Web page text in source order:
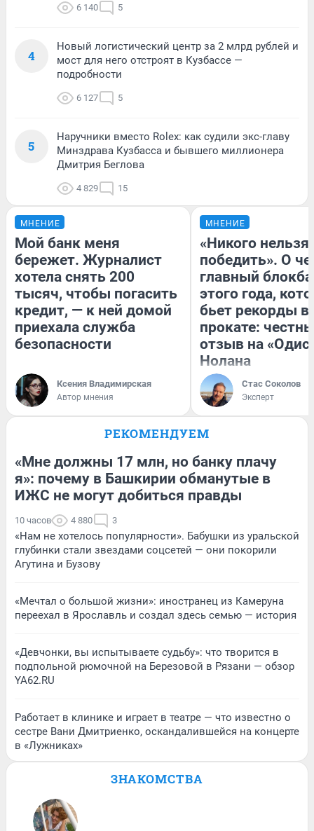
6 140 5
4
Новый логистический центр за 2 млрд рублей и
мост для него отстроят в Кузбассе —
подробности
6 127 5
5
Наручники вместо Rolex: как судили экс-главу
Минздрава Кузбасса и бывшего миллионера
Дмитрия Беглова
4 829 15
МНЕНИЕ
Мой банк меня
бережет. Журналист
хотела снять 200
тысяч, чтобы погасить
кредит, — к ней домой
приехала служба
безопасности
Ксения Владимирская
Автор мнения
МНЕНИЕ
«Никого нельзя
победить». О
главный
этого года,
бьет рекорды в
прокате:
отзыв на
Нолана
Стас Соколов
Эксперт
РЕКОМЕНДУЕМ
«Мне должны 17 млн, но банку плачу
я»: почему в Башкирии обманутые в
ИЖС не могут добиться правды
10 часов 4 880 3
«Нам не хотелось популярности». Бабушки из уральской
глубинки стали звездами соцсетей — они покорили
Агутина и Бузову
«Мечтал о большой жизни»: иностранец из Камеруна
переехал в Ярославль и создал здесь семью — история
«Девчонки, вы испытываете судьбу»: что творится в
подпольной рюмочной на Березовой в Рязани — обзор
YA62.RU
Работает в клинике и играет в театре — что известно о
сестре Вани Дмитриенко, оскандалившейся на концерте
в «Лужниках»
ЗНАКОМСТВА